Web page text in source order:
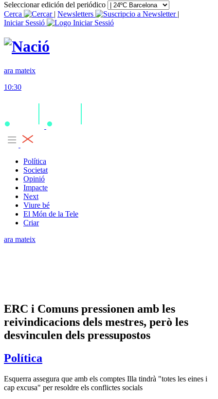
Seleccionar edición del periódico
Cerca
| Newsletters
|
Iniciar Sessió
ara mateix
10:30
Política
Societat
Opinió
Impacte
Next
Viure bé
El Món de la Tele
Criar
ara mateix
ERC i Comuns pressionen amb les
reivindicacions dels mestres, però les
desvinculen dels pressupostos
Política
Esquerra assegura que amb els comptes Illa tindrà "totes les eines i
cap excusa" per resoldre els conflictes socials